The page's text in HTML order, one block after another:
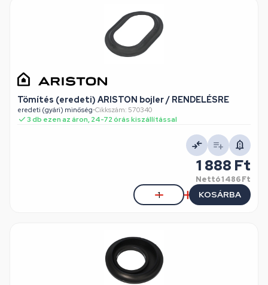
Tömítés (eredeti) ARISTON bojler / RENDELÉSRE
eredeti (gyári) minőség•Cikkszám: 570340
3 db ezen az áron, 24-72 órás kiszállítással
1 888 Ft
Nettó1 486 Ft
KOSÁRBA